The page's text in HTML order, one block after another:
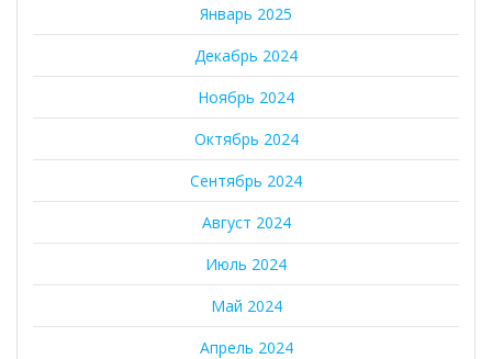
Январь 2025
Декабрь 2024
Ноябрь 2024
Октябрь 2024
Сентябрь 2024
Август 2024
Июль 2024
Май 2024
Апрель 2024